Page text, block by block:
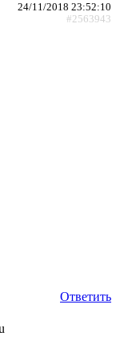
24/11/2018 23:52:10
#2563943
Ответить